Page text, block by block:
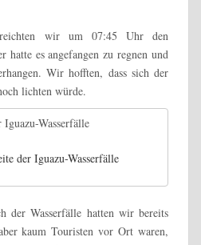
wir um 07:45 Uhr den
hatte es angefangen zu regnen und
Wir hofften, dass sich der
lichten würde.
der Iguazu-Wasserfälle
der Wasserfälle hatten wir bereits
kaum Touristen vor Ort waren,